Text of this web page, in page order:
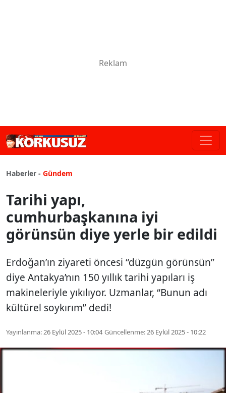
Haberler - Gündem
Tarihi yapı,
cumhurbaşkanına iyi
görünsün diye yerle bir edildi
Erdoğan’ın ziyareti öncesi “düzgün görünsün”
diye Antakya’nın 150 yıllık tarihi yapıları iş
makineleriyle yıkılıyor. Uzmanlar, “Bunun adı
kültürel soykırım” dedi!
Yayınlanma:26 Eylül 2025 - 10:04 Güncellenme:26 Eylül 2025 - 10:22